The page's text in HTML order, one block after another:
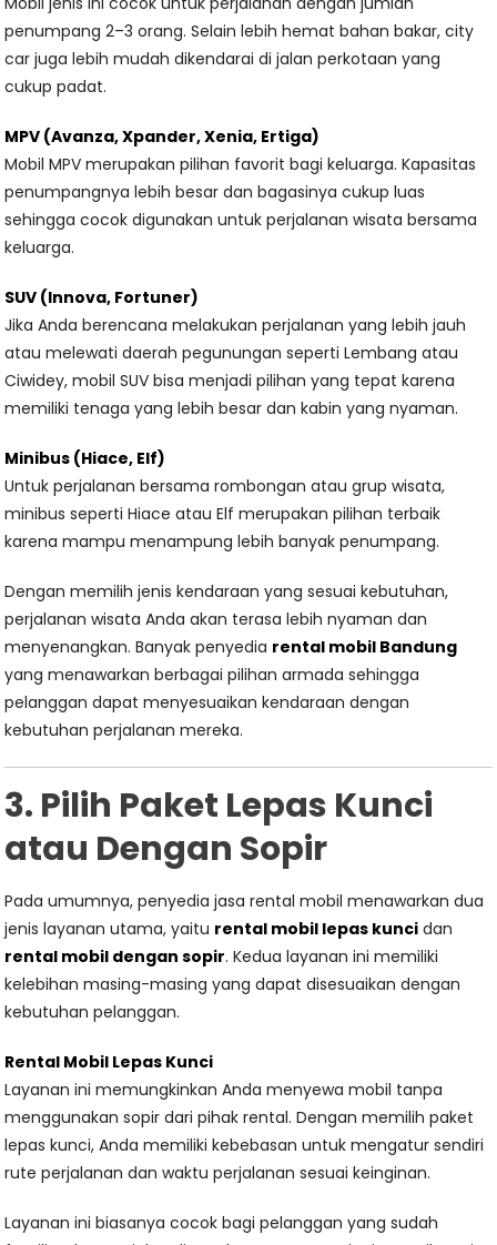
penumpang 2–3 orang. Selain lebih hemat bahan bakar, city
car juga lebih mudah dikendarai di jalan perkotaan yang
cukup padat.
MPV (Avanza, Xpander, Xenia, Ertiga)
Mobil MPV merupakan pilihan favorit bagi keluarga. Kapasitas
penumpangnya lebih besar dan bagasinya cukup luas
sehingga cocok digunakan untuk perjalanan wisata bersama
keluarga.
SUV (Innova, Fortuner)
Jika Anda berencana melakukan perjalanan yang lebih jauh
atau melewati daerah pegunungan seperti Lembang atau
Ciwidey, mobil SUV bisa menjadi pilihan yang tepat karena
memiliki tenaga yang lebih besar dan kabin yang nyaman.
Minibus (Hiace, Elf)
Untuk perjalanan bersama rombongan atau grup wisata,
minibus seperti Hiace atau Elf merupakan pilihan terbaik
karena mampu menampung lebih banyak penumpang.
Dengan memilih jenis kendaraan yang sesuai kebutuhan,
perjalanan wisata Anda akan terasa lebih nyaman dan
menyenangkan. Banyak penyedia rental mobil Bandung
yang menawarkan berbagai pilihan armada sehingga
pelanggan dapat menyesuaikan kendaraan dengan
kebutuhan perjalanan mereka.
3. Pilih Paket Lepas Kunci
atau Dengan Sopir
Pada umumnya, penyedia jasa rental mobil menawarkan dua
jenis layanan utama, yaitu rental mobil lepas kunci dan
rental mobil dengan sopir. Kedua layanan ini memiliki
kelebihan masing-masing yang dapat disesuaikan dengan
kebutuhan pelanggan.
Rental Mobil Lepas Kunci
Layanan ini memungkinkan Anda menyewa mobil tanpa
menggunakan sopir dari pihak rental. Dengan memilih paket
lepas kunci, Anda memiliki kebebasan untuk mengatur sendiri
rute perjalanan dan waktu perjalanan sesuai keinginan.
Layanan ini biasanya cocok bagi pelanggan yang sudah